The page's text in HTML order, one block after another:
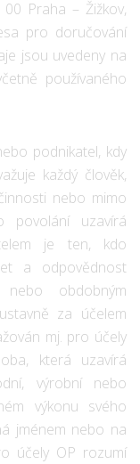
Praha – Žižkov,
pro doručování
jsou uvedeny na
používaného
podnikatel, kdy
každý člověk,
nebo mimo
povolání uzavírá
je ten, kdo
a odpovědnost
nebo obdobným
za účelem
mj. pro účely
která uzavírá
výrobní nebo
výkonu svého
jménem nebo na
účely OP rozumí